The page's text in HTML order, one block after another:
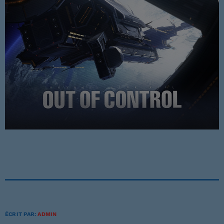
Musique Non Stop
00:00 - 19:59
PROCHAINES ÉMISSIONS
Ré 70′
ÉCRIT PAR:ADMIN